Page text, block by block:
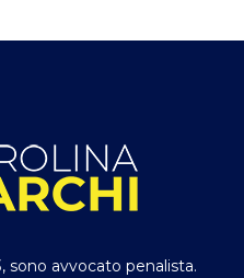
sono avvocato penalista.